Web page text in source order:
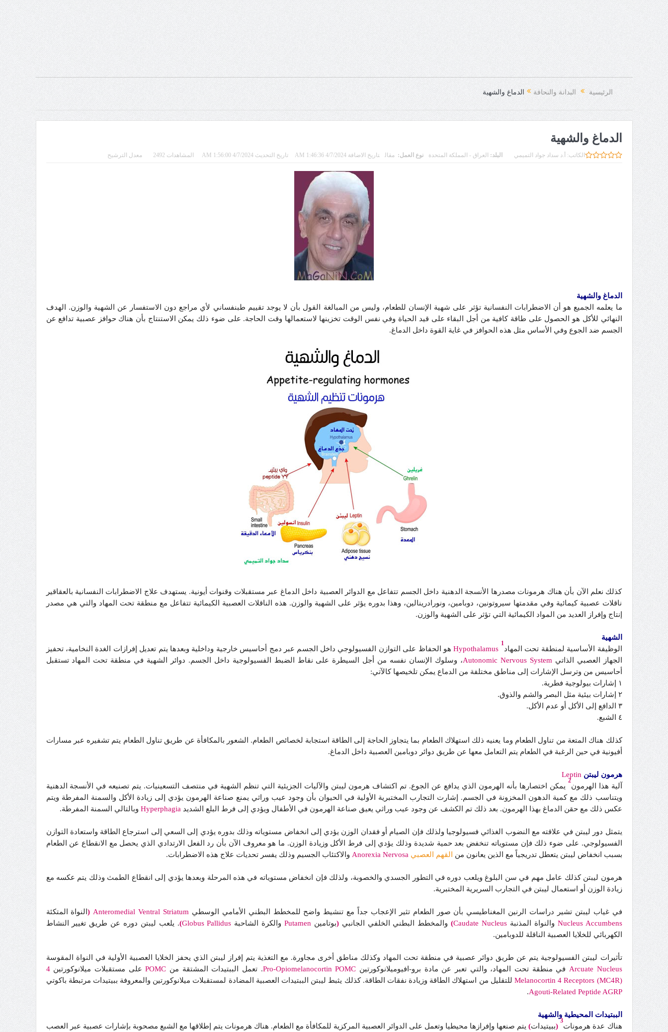
الرئيسية البدانة والنحافة الدماغ والشهية
الدماغ والشهية
الكاتب: أ.د سداد جواد التميمي البلد: العراق - المملكة المتحدة نوع العمل:مقال تاريخ الاضافة 4/7/2024 1:46:36 AM تاريخ التحديث 4/7/2024 1:56:00 AM المشاهدات 2492 معدل الترشيح
الدماغ والشهية
ما يعلمه الجميع هو أن الاضطرابات النفسانية تؤثر على شهية الإنسان للطعام، وليس من المبالغة القول بأن لا يوجد تقييم طبنفساني لأي مراجع دون الاستفسار عن الشهية والوزن. الهدف
النهائي للأكل هو الحصول على طاقة كافية من أجل البقاء على قيد الحياة وفي نفس الوقت تخزينها لاستعمالها وقت الحاجة. على ضوء ذلك يمكن الاستنتاج بأن هناك حوافز عصبية تدافع عن
الجسم ضد الجوع وفي الأساس مثل هذه الحوافز في غاية القوة داخل الدماغ.
كذلك نعلم الآن بأن هناك هرمونات مصدرها الأنسجة الدهنية داخل الجسم تتفاعل مع الدوائر العصبية داخل الدماغ عبر مستقبلات وقنوات أيونية. يستهدف علاج الاضطرابات النفسانية بالعقاقير
ناقلات عصبية كيمائية وفي مقدمتها سيروتونين، دوبامين، ونورادرينالين، وهذا بدوره يؤثر على الشهية والوزن. هذه الناقلات العصبية الكيمائية تتفاعل مع منطقة تحت المهاد والتي هي مصدر
إنتاج وإفراز العديد من المواد الكيمائية التي تؤثر على الشهية والوزن.
الشهية
الوظيفة الأساسية لمنطقة تحت المهاد
1
Hypothalamusهو الحفاظ على التوازن الفسيولوجي داخل الجسم عبر دمج أحاسيس خارجية وداخلية وبعدها يتم تعديل إفرازات الغدة النخامية، تحفيز
الجهاز العصبي الذاتي
Autonomic Nervous System
، وسلوك الإنسان نفسه من أجل السيطرة على نقاط الضبط الفسيولوجية داخل الجسم. دوائر الشهية في منطقة تحت المهاد تستقبل
أحاسيس من وترسل الإشارات إلى مناطق مختلفة من الدماع يمكن تلخيصها كالآتي:
١ إشارات بيولوجية فطرية.
٢ إشارات بيئية مثل البصر والشم والذوق.
٣ الدافع إلى الأكل أو عدم الأكل.
٤ الشبع.
كذلك هناك المتعة من تناول الطعام وما يعنيه ذلك استهلاك الطعام بما يتجاوز الحاجة إلى الطاقة استجابة لخصائص الطعام. الشعور بالمكافأة عن طريق تناول الطعام يتم تشفيره عبر مسارات
أفيونية في حين الرغبة في الطعام يتم التعامل معها عن طريق دوائر دوبامين العصبية داخل الدماغ.
هرمون ليبتن Leptin
آلية هذا الهرمون
2
يمكن اختصارها بأنه الهرمون الذي يدافع عن الجوع. تم اكتشاف هرمون ليبتن والآليات الجزيئية التي تنظم الشهية في منتصف التسعينيات. يتم تصنيعه في الأنسجة الدهنية
ويتناسب ذلك مع كمية الدهون المخزونة في الجسم. إشارت التجارب المختبرية الأولية في الحيوان بأن وجود عيب وراثي يمنع صناعة الهرمون يؤدي إلى زيادة الأكل والسمنة المفرطة ويتم
عكس ذلك مع حقن الدماغ بهذا الهرمون. بعد ذلك تم الكشف عن وجود عيب وراثي يعيق صناعة الهرمون في الأطفال ويؤدي إلى فرط البلع الشديدHyperphagia وبالتالي السمنة المفرطة.
يتمثل دور ليبتن في علاقته مع النضوب الغذائي فسيولوجيا ولذلك فإن الصيام أو فقدان الوزن يؤدي إلى انخفاض مستوياته وذلك بدوره يؤدي إلى السعي إلى استرجاع الطاقة واستعادة التوازن
الفسيولوجي. على ضوء ذلك فإن مستوياته تنخفض بعد حمية شديدة وذلك يؤدي إلى فرط الأكل وزيادة الوزن. ما هو معروف الآن بأن رد الفعل الارتدادي الذي يحصل مع الانقطاع عن الطعام
بسبب انخفاض ليبتن يتعطل تدريجياً مع الذين يعانون من القهم العصبي Anorexia Nervosa والاكتئاب الجسيم وذلك يفسر تحديات علاج هذه الاضطرابات.
هرمون ليبتن كذلك عامل مهم في سن البلوغ ويلعب دوره في التطور الجسدي والخصوبة، ولذلك فإن انخفاض مستوياته في هذه المرحلة وبعدها يؤدي إلى انقطاع الطمث وذلك يتم عكسه مع
زيادة الوزن أو استعمال ليبتن في التجارب السريرية المختبرية.
في غياب ليبتن تشير دراسات الرنين المغناطيسي بأن صور الطعام تثير الإعجاب جداً مع تنشيط واضح للمخطط البطني الأمامي الوسطي Anteromedial Ventral Striatum
(النواة المتكئة
Nucleus Accumbens والنواة المذنبة Caudate Nucleus
)والمخطط البطني الخلفي الجانبي(بوتامين Putamen والكرة الشاحبة Globus Pallidus
). يلعب ليبتن دوره عن طريق تغيير النشاط
الكهربائي للخلايا العصبية الناقلة للدوبامين.
تأثيرات ليبتن الفسيولوجية يتم عن طريق دوائر عصبية في منطقة تحت المهاد وكذلك مناطق أخرى مجاورة. مع التغذية يتم إفراز ليبتن الذي يحفز الخلايا العصبية الأولية في النواة المقوسة
Arcuate Nucleus في منطقة تحت المهاد، والتي تعبر عن مادة برو-افيوميلانوكورتين Pro-Opiomelanocortin POMC. تعمل الببتيدات المشتقة من POMCعلى مستقبلات ميلانوكورتين4
Melanocortin 4 Receptors (MC4R) للتقليل من استهلاك الطاقة وزيادة نفقات الطاقة. كذلك يثبط ليبتن الببتيدات العصبية المضادة لمستقبلات ميلانوكورتين والمعروفة ببيتيدات مرتبطة باكوتي
Agouti-Related Peptide AGRP
.
الببتيدات المحيطية والشهية
هناك عدة هرمونات
3
(ببيتيدات)يتم صنعها وإفرازها محيطيا وتعمل على الدوائر العصبية المركزية للمكافأة مع الطعام. هناك هرمونات يتم إطلاقها مع الشبع مصحوبة بإشارات عصبية عبر العصب